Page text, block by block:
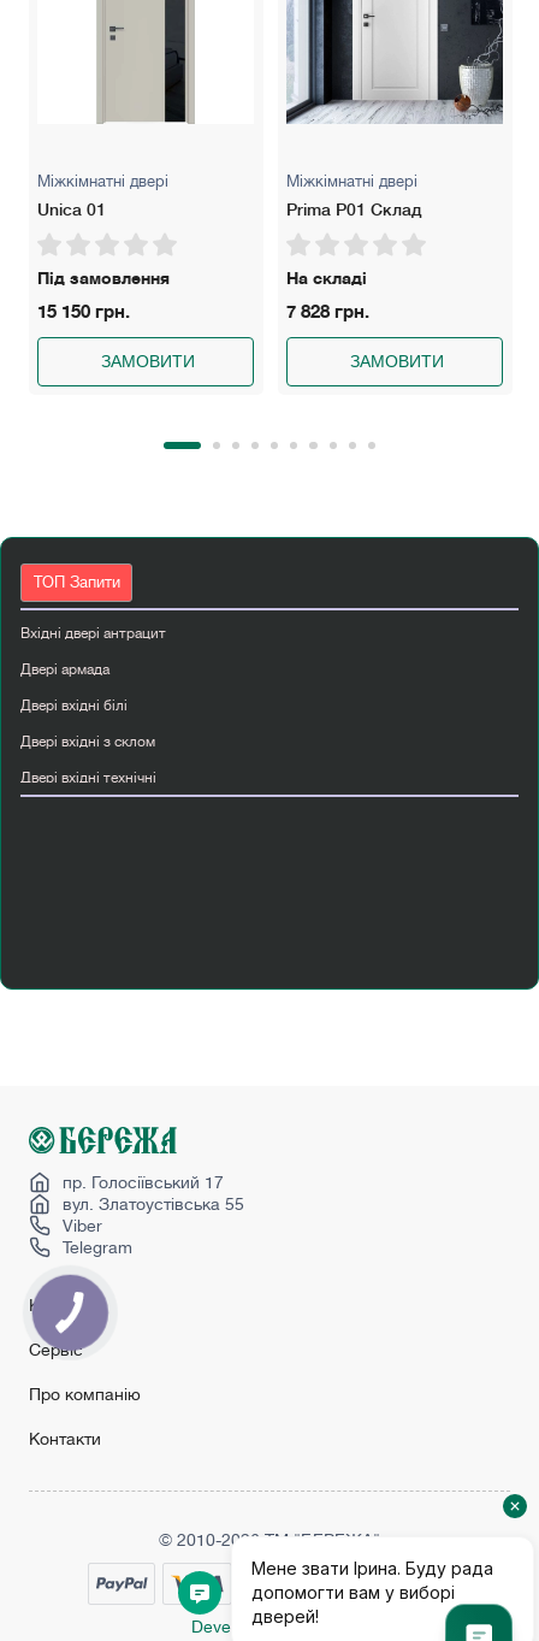
Дверний блок Inside / Прихований / Розсувний.
Звукоізоляція.
Міжкімнатні двері
Unica 01
Під замовлення
15 150 грн.
ЗАМОВИТИ
Міжкімнатні двері
Prima P01 Склад
На складі
7 828 грн.
ЗАМОВИТИ
ТОП Запити
Вхідні двері антрацит
Двері армада
Двері вхідні білі
Двері вхідні з склом
Двері вхідні технічні
Міжкімнатні двері з коробкою
Розпашні міжкімнатні двері
Korfad дверіпр. Голосіївський 17
вул. Златоустівська 55
Viber
Telegram
Каталог
Сервіс
Про компанію
Контакти
© 2010-2026 ТМ "БЕРЕЖА"
Developed by Crope